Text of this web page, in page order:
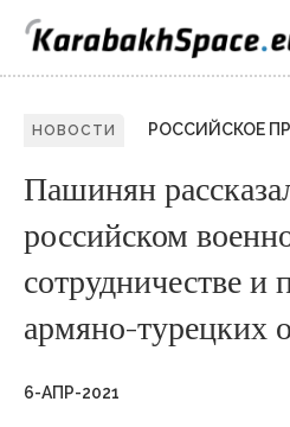
НОВОСТИ РОССИЙСКОЕ
Пашинян
российском
сотрудничестве и
армяно-турецких
6-АПР-2021